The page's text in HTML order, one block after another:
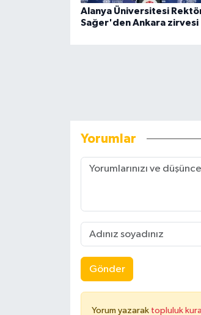
Alanya Üniversitesi
Sağer'den Ankara zirvesi
Yorumlar
Gönder
Yorum yazarak topluluk